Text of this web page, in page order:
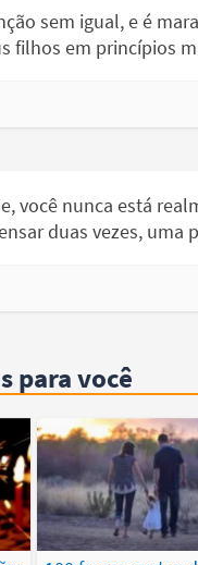
sem igual, e é
filhos em princípios
você nunca está
duas vezes, uma
para você